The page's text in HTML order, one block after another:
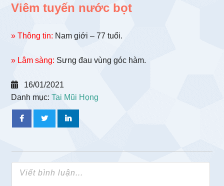
Viêm tuyến nước bọt
» Thông tin: Nam giới – 77 tuổi.
» Lâm sàng: Sưng đau vùng góc hàm.
16/01/2021
Danh mục:Tai Mũi Họng